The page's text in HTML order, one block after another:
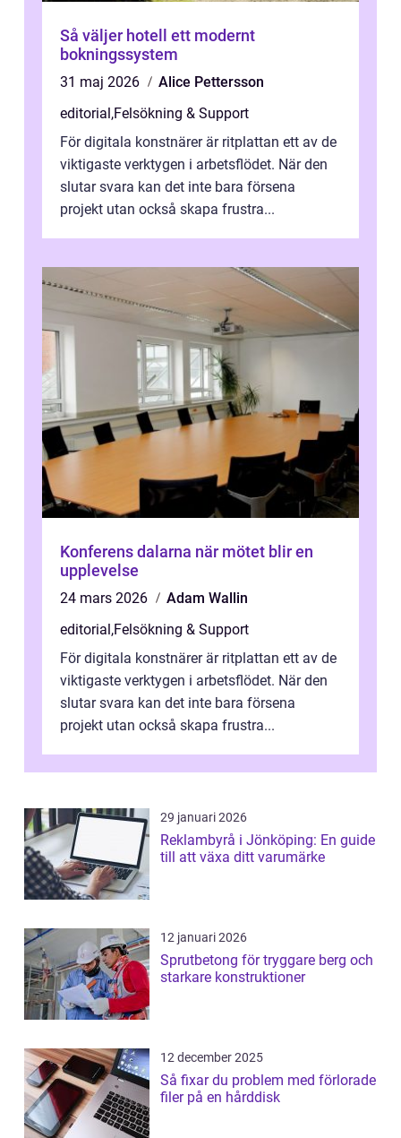
Så väljer hotell ett modernt
bokningssystem
31 maj 2026
Alice Pettersson
editorial ,Felsökning & Support
För digitala konstnärer är ritplattan ett av de
viktigaste verktygen i arbetsflödet. När den
slutar svara kan det inte bara försena
projekt utan också skapa frustra...
Konferens dalarna när mötet blir en
upplevelse
24 mars 2026
Adam Wallin
editorial ,Felsökning & Support
För digitala konstnärer är ritplattan ett av de
viktigaste verktygen i arbetsflödet. När den
slutar svara kan det inte bara försena
projekt utan också skapa frustra...
29 januari 2026
Reklambyrå i Jönköping: En guide
till att växa ditt varumärke
12 januari 2026
Sprutbetong för tryggare berg och
starkare konstruktioner
12 december 2025
Så fixar du problem med förlorade
filer på en hårddisk